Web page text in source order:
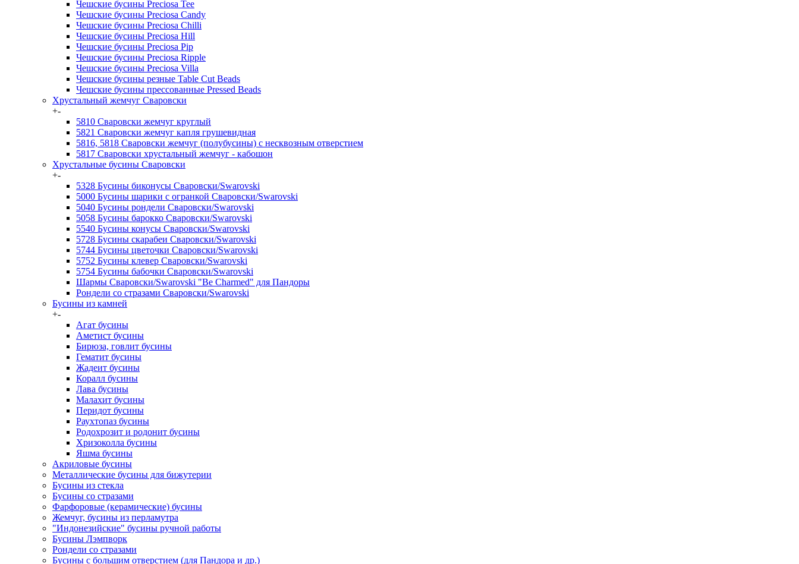
Чешские бусины Preciosa Tee
Чешские бусины Preciosa Candy
Чешские бусины Preciosa Chilli
Чешские бусины Preciosa Hill
Чешские бусины Preciosa Pip
Чешские бусины Preciosa Ripple
Чешские бусины Preciosa Villa
Чешские бусины резные Table Cut Beads
Чешские бусины прессованные Pressed Beads
Хрустальный жемчуг Сваровски
+-
5810 Сваровски жемчуг круглый
5821 Сваровски жемчуг капля грушевидная
5816, 5818 Сваровски жемчуг (полубусины) с несквозным отверстием
5817 Сваровски хрустальный жемчуг - кабошон
Хрустальные бусины Сваровски
+-
5328 Бусины биконусы Сваровски/Swarovski
5000 Бусины шарики с огранкой Сваровски/Swarovski
5040 Бусины рондели Сваровски/Swarovski
5058 Бусины барокко Сваровски/Swarovski
5540 Бусины конусы Сваровски/Swarovski
5728 Бусины скарабеи Сваровски/Swarovski
5744 Бусины цветочки Сваровски/Swarovski
5752 Бусины клевер Сваровски/Swarovski
5754 Бусины бабочки Сваровски/Swarovski
Шармы Сваровски/Swarovski "Be Charmed" для Пандоры
Рондели со стразами Сваровски/Swarovski
Бусины из камней
+-
Агат бусины
Аметист бусины
Бирюза, говлит бусины
Гематит бусины
Жадеит бусины
Коралл бусины
Лава бусины
Малахит бусины
Перидот бусины
Раухтопаз бусины
Родохрозит и родонит бусины
Хризоколла бусины
Яшма бусины
Акриловые бусины
Металлические бусины для бижутерии
Бусины из стекла
Бусины со стразами
Фарфоровые (керамические) бусины
Жемчуг, бусины из перламутра
"Индонезийские" бусины ручной работы
Бусины Лэмпворк
Рондели со стразами
Бусины с большим отверстием (для Пандора и др.)